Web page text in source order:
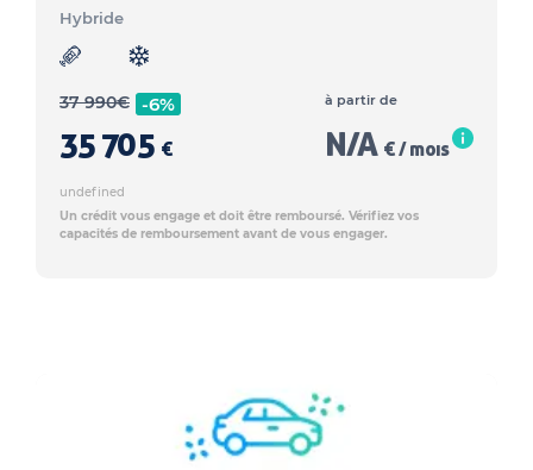
Hybride
37 990€ -6%
35 705 €
à partir de
N/A € / mois
undefined
Un crédit vous engage et doit être remboursé. Vérifiez vos
capacités de remboursement avant de vous engager.